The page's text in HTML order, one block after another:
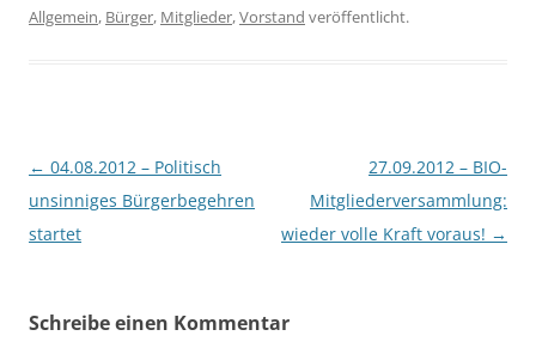
Allgemein, Bürger, Mitglieder,Vorstand veröffentlicht.
Beitragsnavigation
← 04.08.2012 – Politisch
unsinniges Bürgerbegehren
startet
27.09.2012 – BIO-
Mitgliederversammlung:
wieder volle Kraft voraus! →
Schreibe einen Kommentar